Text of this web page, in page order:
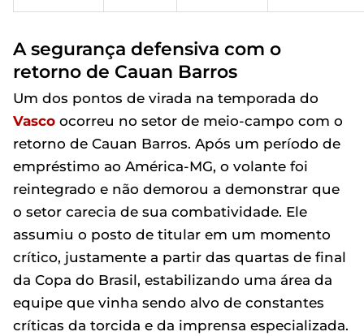
A segurança defensiva com o
retorno de Cauan Barros
Um dos pontos de virada na temporada do
Vasco ocorreu no setor de meio-campo com o
retorno de Cauan Barros. Após um período de
empréstimo ao América-MG, o volante foi
reintegrado e não demorou a demonstrar que
o setor carecia de sua combatividade. Ele
assumiu o posto de titular em um momento
crítico, justamente a partir das quartas de final
da Copa do Brasil, estabilizando uma área da
equipe que vinha sendo alvo de constantes
críticas da torcida e da imprensa especializada.